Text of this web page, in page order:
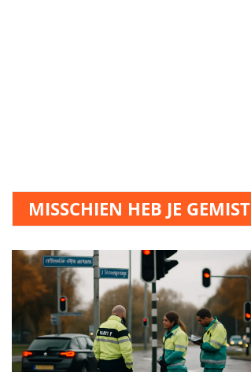
MISSCHIEN HEB JE GEMIST